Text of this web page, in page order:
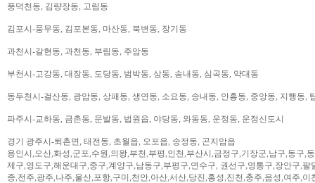
풍덕천동, 김량장동, 고림동
김포시-풍무동, 김포본동, 마산동, 북변동, 장기동
과천시-갈현동, 과천동, 부림동, 주암동
부천시-고강동, 대장동, 도당동, 범박동, 상동, 송내동, 심곡동, 약대동
동두천시-걸산동, 광암동, 상패동, 생연동, 소요동, 송내동, 안흥동, 중앙동, 지행동,
파주시-교하동, 금촌동, 문발동, 법원읍, 야당동, 와동동, 운정동, 운정신도시
경기 광주시-퇴촌면, 태전동, 초월읍, 오포읍, 송정동, 곤지암읍
용인시,오산,화성,군포,수원,의왕,부천,부평,인천,부산시,금정구,기장군,남구,동구,
제구,영도구,해운대구,중구,계양구,남동구,부평구,연수구, 권선구,영통구,장안구,
종,전주,광주,나주,울산,포항,구미,천안,아산,서산,당진,홍성,진천,충주,음성,여주,이